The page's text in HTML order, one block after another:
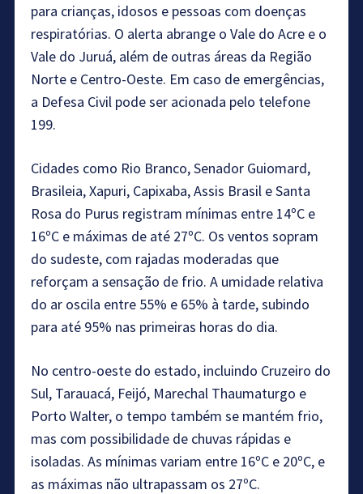
para crianças, idosos e pessoas com doenças
respiratórias. O alerta abrange o Vale do Acre e o
Vale do Juruá, além de outras áreas da Região
Norte e Centro-Oeste. Em caso de emergências,
a Defesa Civil pode ser acionada pelo telefone
199.
Cidades como Rio Branco, Senador Guiomard,
Brasileia, Xapuri, Capixaba, Assis Brasil e Santa
Rosa do Purus registram mínimas entre 14ºC e
16ºC e máximas de até 27ºC. Os ventos sopram
do sudeste, com rajadas moderadas que
reforçam a sensação de frio. A umidade relativa
do ar oscila entre 55% e 65% à tarde, subindo
para até 95% nas primeiras horas do dia.
No centro-oeste do estado, incluindo Cruzeiro do
Sul, Tarauacá, Feijó, Marechal Thaumaturgo e
Porto Walter, o tempo também se mantém frio,
mas com possibilidade de chuvas rápidas e
isoladas. As mínimas variam entre 16ºC e 20ºC, e
as máximas não ultrapassam os 27ºC.